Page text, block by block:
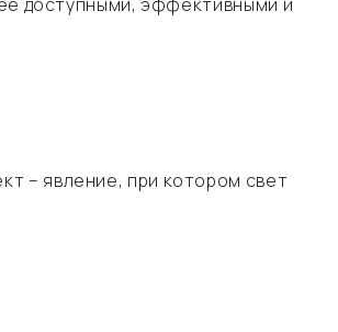
– явление, при котором свет